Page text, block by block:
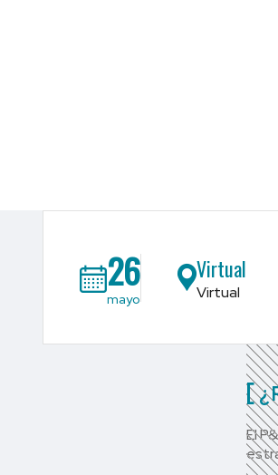
26
mayo
Virtual
Virtual
El